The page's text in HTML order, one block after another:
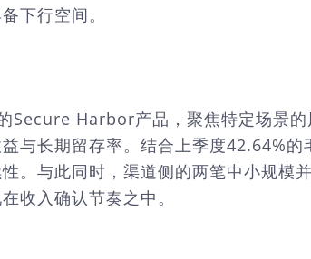
下行空间。
Secure Harbor产品，聚焦特定场景
与长期留存率。结合上季度42.64%
。与此同时，渠道侧的两笔中小规模
收入确认节奏之中。